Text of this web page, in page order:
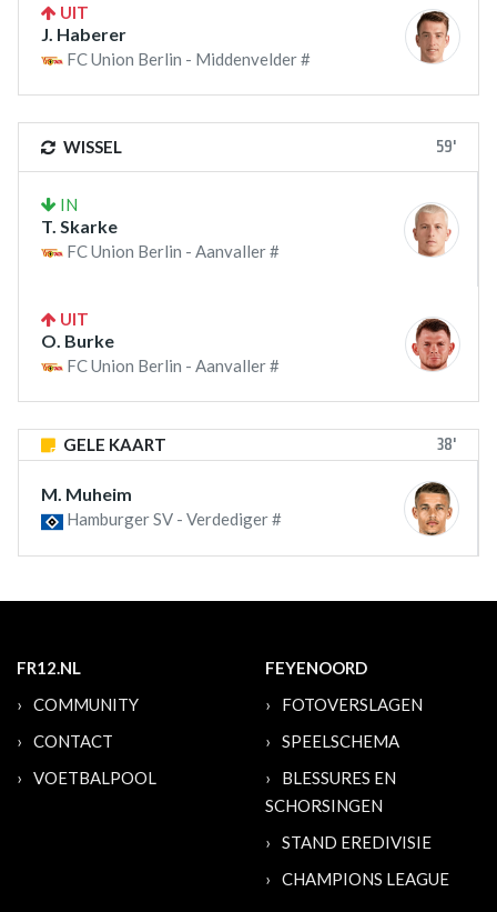
UIT
J. Haberer
FC Union Berlin - Middenvelder #
WISSEL 59'
IN
T. Skarke
FC Union Berlin - Aanvaller #
UIT
O. Burke
FC Union Berlin - Aanvaller #
GELE KAART 38'
M. Muheim
Hamburger SV - Verdediger #
FR12.NL
COMMUNITY
CONTACT
VOETBALPOOL
FEYENOORD
FOTOVERSLAGEN
SPEELSCHEMA
BLESSURES EN
SCHORSINGEN
STAND EREDIVISIE
CHAMPIONS LEAGUE